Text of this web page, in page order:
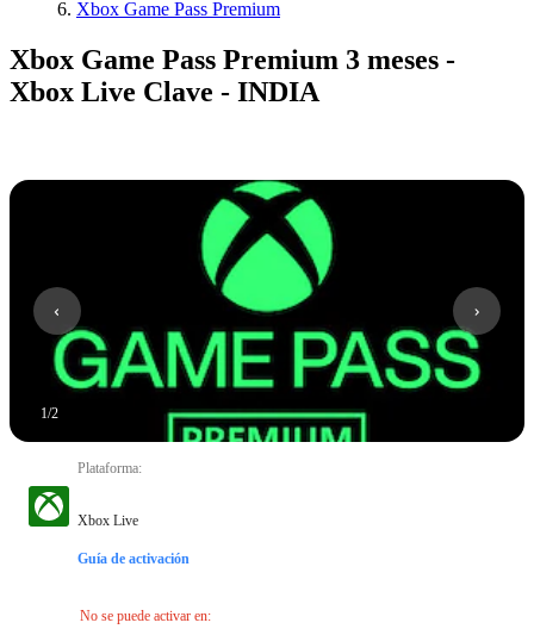
Xbox Game Pass Premium
Xbox Game Pass Premium 3 meses -
Xbox Live Clave - INDIA
1/2
Plataforma:
Xbox Live
Guía de activación
No se puede activar en: